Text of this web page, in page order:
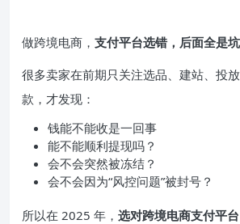
做跨境电商， 支付平台选错，后面全是坑
很多卖家在前期只关注选品、建站、投
款，才发现：
钱能不能收是一回事
能不能顺利提现吗？
会不会突然被冻结？
会不会因为“风控问题”被封号？
所以在 2025 年， 选对跨境电商支付平